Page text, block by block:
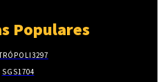
Populares
3297
SGS1704